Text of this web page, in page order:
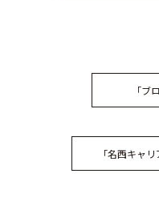
「ブ
「名西キャ